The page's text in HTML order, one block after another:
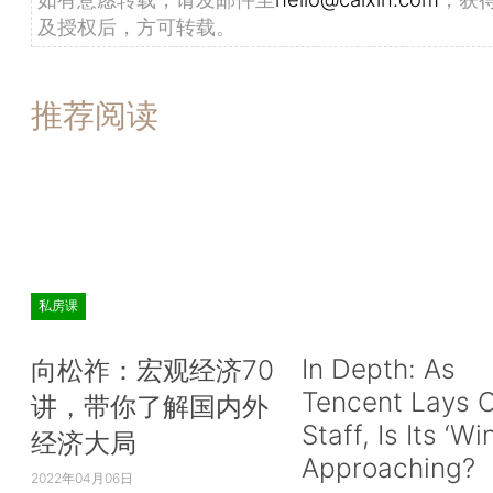
及授权后，方可转载。
推荐阅读
私房课
向松祚：宏观经济70
讲，带你了解国内外
经济大局
2022年04月06日
In Depth: As
Tencent Lays
Staff, Is Its
Approaching?